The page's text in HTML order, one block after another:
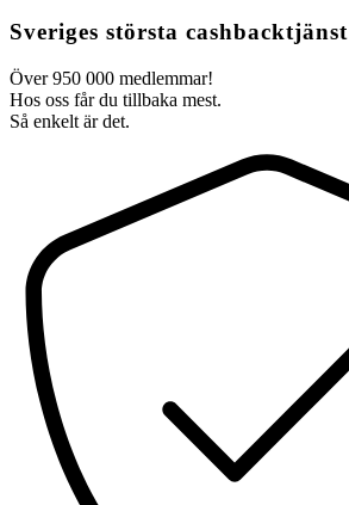
Sveriges största cashbacktjänst
Över 950 000 medlemmar!
Hos oss får du tillbaka mest.
Så enkelt är det.